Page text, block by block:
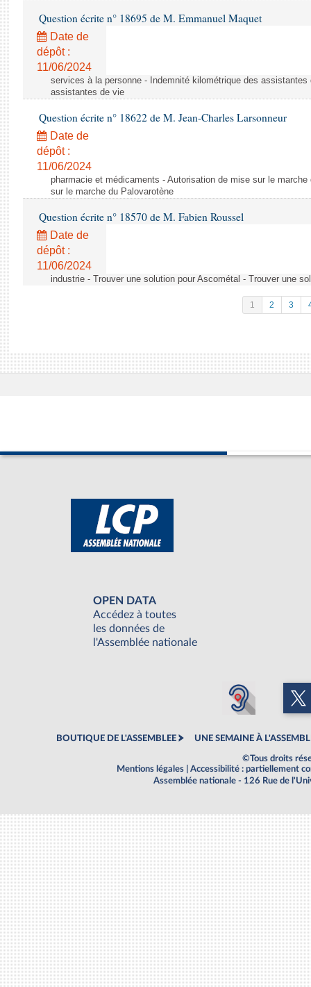
Question écrite n° 18695 de M. Emmanuel Maquet
Date de
dépôt :
11/06/2024
services à la personne - Indemnité kilométrique des
assistantes de vie
Question écrite n° 18622 de M. Jean-Charles Larsonneur
Date de
dépôt :
11/06/2024
pharmacie et médicaments - Autorisation de mise sur le
sur le marche du Palovarotène
Question écrite n° 18570 de M. Fabien Roussel
Date de
dépôt :
11/06/2024
industrie - Trouver une solution pour Ascométal - Trouver une
1 2 3
OPEN DATA
Accédez à toutes
les données de
l'Assemblée nationale
BOUTIQUE DE L'ASSEMBLEE UNE SEMAINE À
©Tous droits
Mentions légales
Accessibilité : partiellement
Assemblée nationale - 126 Rue de